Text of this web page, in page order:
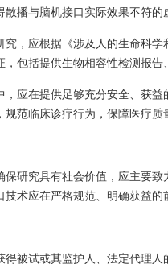
散播与脑机接口实际效果不符的
究，应根据《涉及人的生命科
，包括提供生物相容性检测报
，应在提供足够充分安全、获
规范临床诊疗行为，保障医疗
保研究具有社会价值，应主要
技术应在严格规范、明确获益
得被试或其监护人、法定代理